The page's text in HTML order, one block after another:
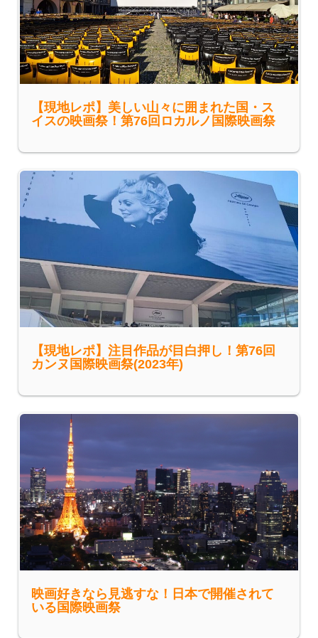
【現地レポ】美しい山々に囲まれた国・ス
イスの映画祭！第76回ロカルノ国際映画祭
【現地レポ】注目作品が目白押し！第76回
カンヌ国際映画祭(2023年)
映画好きなら見逃すな！日本で開催されて
いる国際映画祭